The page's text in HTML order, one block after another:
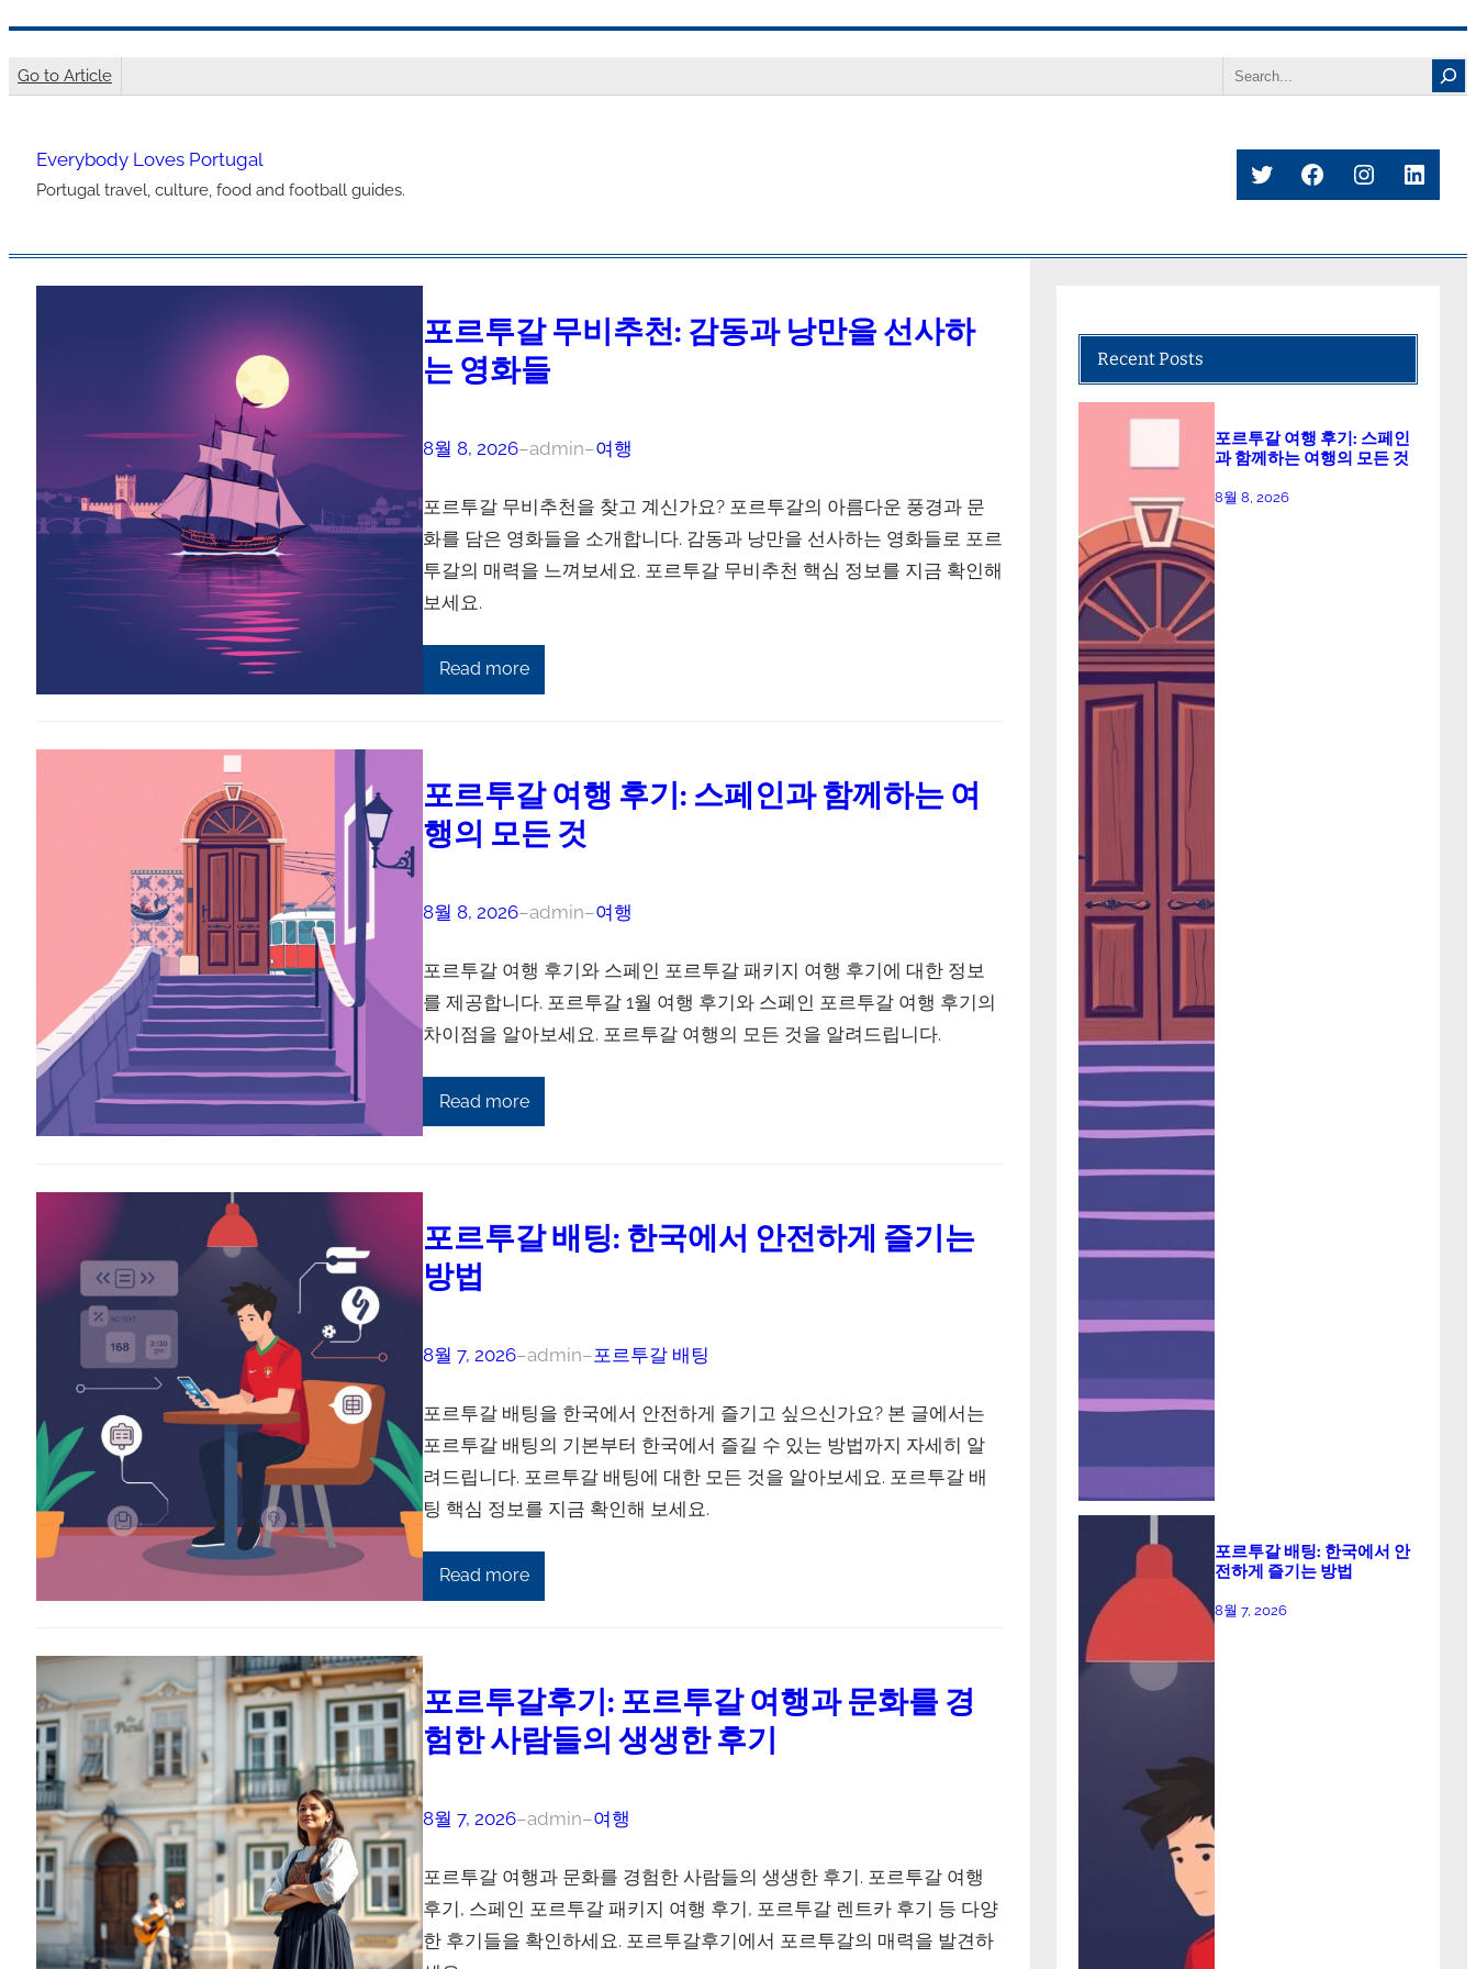
텐
기
Go to Article Search
Everybody Loves Portugal
Portugal travel, culture, food and football guides.
TwitterFacebook
Instagram
포르투갈 무비추천: 감동과 낭만을 선사하
는 영화들
8월 8, 2026–admin–여행
포르투갈 무비추천을 찾고 계신가요? 포르투갈의 아름다운 풍경과 문
화를 담은 영화들을 소개합니다. 감동과 낭만을 선사하는 영화들로 포르
투갈의 매력을 느껴보세요. 포르투갈 무비추천 핵심 정보를 지금 확인해
보세요.
Read more
포르투갈 여행 후기: 스페인과 함께하는 여
행의 모든 것
8월 8, 2026–admin–여행
포르투갈 여행 후기와 스페인 포르투갈 패키지 여행 후기에 대한 정보
를 제공합니다. 포르투갈 1월 여행 후기와 스페인 포르투갈 여행 후기의
차이점을 알아보세요. 포르투갈 여행의 모든 것을 알려드립니다.
Read more
포르투갈 배팅: 한국에서 안전하게 즐기는
방법
8월 7, 2026–admin–포르투갈 배팅
포르투갈 배팅을 한국에서 안전하게 즐기고 싶으신가요? 본 글에서는
포르투갈 배팅의 기본부터 한국에서 즐길 수 있는 방법까지 자세히 알
려드립니다. 포르투갈 배팅에 대한 모든 것을 알아보세요. 포르투갈 배
팅 핵심 정보를 지금 확인해 보세요.
Read more
포르투갈후기: 포르투갈 여행과 문화를 경
험한 사람들의 생생한 후기
8월 7, 2026–admin–여행
포르투갈 여행과 문화를 경험한 사람들의 생생한 후기. 포르투갈 여행
후기, 스페인 포르투갈 패키지 여행 후기, 포르투갈 렌트카 후기 등 다양
한 후기들을 확인하세요. 포르투갈후기에서 포르투갈의 매력을 발견하
Recent Posts
포르투갈 여행 후기: 스페인
과 함께하는 여행의 모든 것
8월 8, 2026
포르투갈 배팅: 한국에서 안
전하게 즐기는 방법
8월 7, 2026